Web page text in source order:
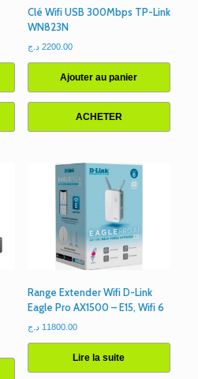
Clé Wifi USB 300Mbps TP-Link
WN823N
2200.00 د.ج
Ajouter au panier
ACHETER
Range Extender Wifi D-Link
Eagle Pro AX1500 – E15, Wifi 6
11800.00 د.ج
Lire la suite